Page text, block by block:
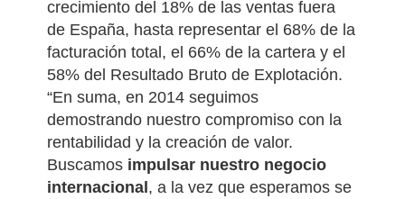
crecimiento del 18% de las ventas fuera
de España, hasta representar el 68% de la
facturación total, el 66% de la cartera y el
58% del Resultado Bruto de Explotación.
“En suma, en 2014 seguimos
demostrando nuestro compromiso con la
rentabilidad y la creación de valor.
Buscamos impulsar nuestro negocio
internacional , a la vez que esperamos se